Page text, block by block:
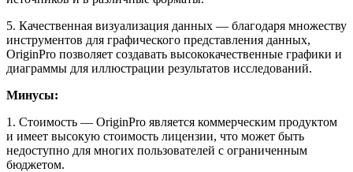
5. Качественная визуализация данных — благодаря множеству
инструментов для графического представления данных,
OriginPro позволяет создавать высококачественные графики и
диаграммы для иллюстрации результатов исследований.
Минусы:
1. Стоимость — OriginPro является коммерческим продуктом
и имеет высокую стоимость лицензии, что может быть
недоступно для многих пользователей с ограниченным
бюджетом.